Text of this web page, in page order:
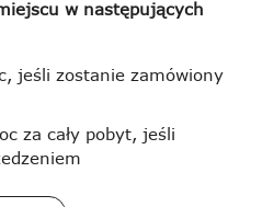
w następujących
jeśli zostanie zamówiony
za cały pobyt, jeśli